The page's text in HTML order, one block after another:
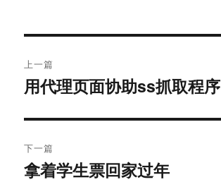
章
航
上一篇
上
文
章：
用代理页面协助ss抓取程序
下一篇
下
拿着学生票回家过年